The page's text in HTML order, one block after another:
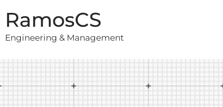
RamosCS
Engineering & Management